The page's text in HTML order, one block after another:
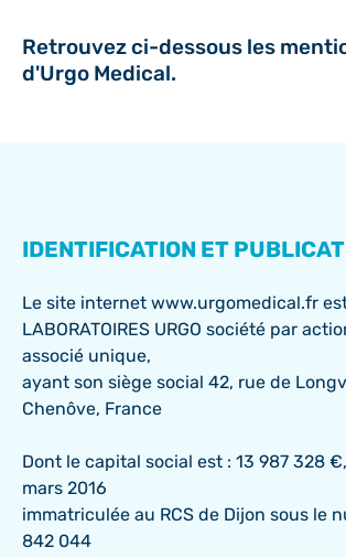
Retrouvez ci-dessous les
d'Urgo Medical.
IDENTIFICATION ET
Le site internet www.urgomedical.fr
LABORATOIRES URGO société par
associé unique,
ayant son siège social 42, rue de
Chenôve, France
Dont le capital social est : 13 987 328
mars 2016
immatriculée au RCS de Dijon sous le
842 044